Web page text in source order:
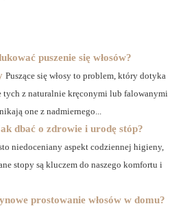
puszenie się włosów?
Puszące się włosy to problem, który dotyka
tych z naturalnie kręconymi lub falowanymi
one z nadmiernego...
dbać o zdrowie i urodę stóp?
niedoceniany aspekt codziennej higieny,
stopy są kluczem do naszego komfortu i
prostowanie włosów w domu?